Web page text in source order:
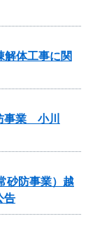
解体工事に関
事業 小川
砂防事業）越
告